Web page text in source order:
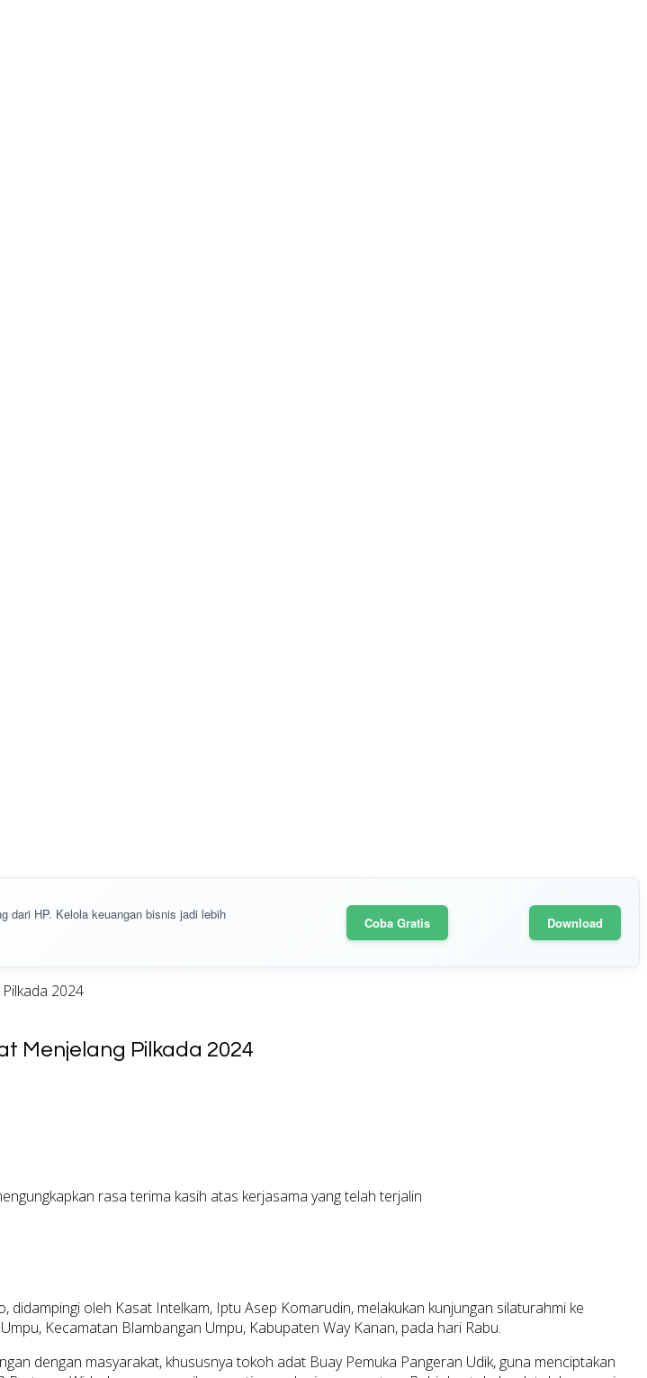
dari HP. Kelola keuangan bisnis jadi lebih
Coba Gratis Download
2024
Menjelang Pilkada 2024
rasa terima kasih atas kerjasama yang telah terjalin
oleh Kasat Intelkam, Iptu Asep Komarudin, melakukan kunjungan silaturahmi ke
Kecamatan Blambangan Umpu, Kabupaten Way Kanan, pada hari Rabu.
dengan masyarakat, khususnya tokoh adat Buay Pemuka Pangeran Udik, guna menciptakan